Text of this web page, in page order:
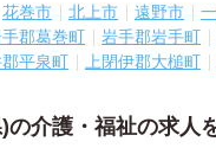
花巻市 北上市 遠野市
郡葛巻町 岩手郡岩手町
平泉町 上閉伊郡大槌町
の介護・福祉の求人